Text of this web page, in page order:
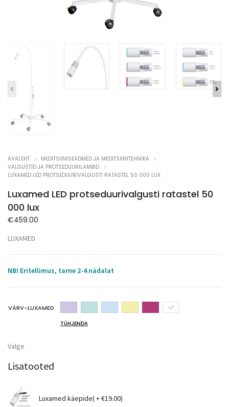
AVALEHT
MEDITSIINISEADMED JA MEDITSIINITEHNIKA
VALGUSTID JA PROTSEDUURILAMBID
LUXAMED LED PROTSEDUURIVALGUSTI RATASTEL 50 000 LUX
Luxamed LED protseduurivalgusti ratastel 50
000 lux
€459.00
LUXAMED
NB! Eritellimus, tarne 2-4 nädalat
VÄRV-LUXAMED
TÜHJENDA
Valge
Lisatooted
Luxamed käepide( +€19.00)